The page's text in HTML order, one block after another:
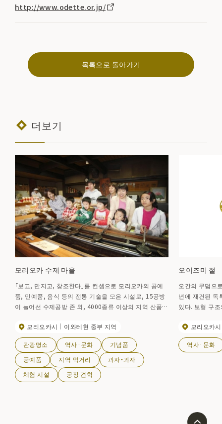
http://www.odette.or.jp/
목록으로 돌아가기
더보기
모리오카 수제 마을
「보고, 만지고, 창조한다」를 컨셉으로 모리오카의 공예
품, 민예품, 음식 등의 전통 기술을 모은 시설로, 15공방
이 늘어선 수제공방 존 외, 4000종류 이상의 지역 산품의
기로, 장인의 전통 수법을 가까이에 견학할 수 있는 것 외
에, 직접 장인으로부터 손을 떼면서 오리지날 작품을 만
들 수 있다.
모리오카시 이와테현 중부 지역
관광명소 역사·문화
기념품
공예품
지역 먹거리
과자・과자
체험 시설
공장 견학
오이즈미 절
오간의 무덤으
년에 재건된 독
있다. 보형 구
멋진 공간 구
모리오카시
역사·문화